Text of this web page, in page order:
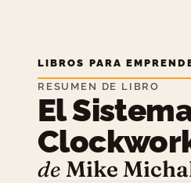
LIBROS PARA
RESUMEN DE LIBRO
El
de Mike